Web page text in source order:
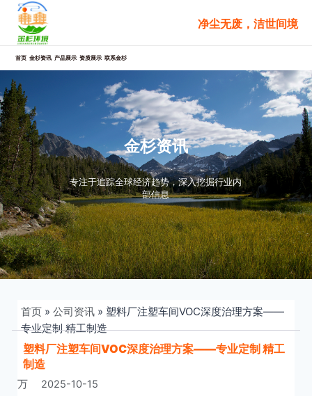
净尘无废，洁世间境
首页 金杉资讯 产品展示 资质展示 联系金杉
金杉资讯
专注于追踪全球经济趋势，深入挖掘行业内
部信息
首页 » 公司资讯 » 塑料厂注塑车间VOC深度治理方案——
专业定制 精工制造
塑料厂注塑车间VOC深度治理方案——专业定制 精工
制造
万 2025-10-15